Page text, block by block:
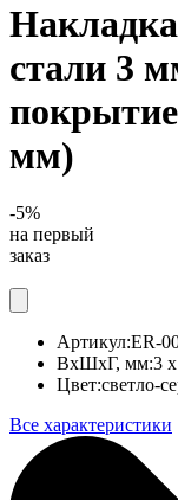
стали 3
мм)
-5%
на первый
заказ
Артикул:ER-
ВхШхГ, мм:3
Цвет:светло-
Все характеристики